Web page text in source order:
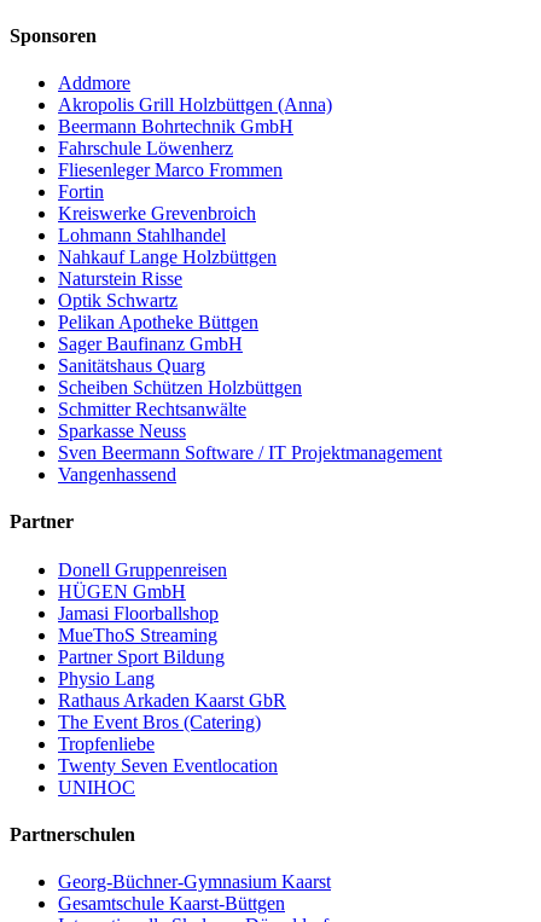
Sponsoren
Addmore
Akropolis Grill Holzbüttgen (Anna)
Beermann Bohrtechnik GmbH
Fahrschule Löwenherz
Fliesenleger Marco Frommen
Fortin
Kreiswerke Grevenbroich
Lohmann Stahlhandel
Nahkauf Lange Holzbüttgen
Naturstein Risse
Optik Schwartz
Pelikan Apotheke Büttgen
Sager Baufinanz GmbH
Sanitätshaus Quarg
Scheiben Schützen Holzbüttgen
Schmitter Rechtsanwälte
Sparkasse Neuss
Sven Beermann Software / IT Projektmanagement
Vangenhassend
Partner
Donell Gruppenreisen
HÜGEN GmbH
Jamasi Floorballshop
MueThoS Streaming
Partner Sport Bildung
Physio Lang
Rathaus Arkaden Kaarst GbR
The Event Bros (Catering)
Tropfenliebe
Twenty Seven Eventlocation
UNIHOC
Partnerschulen
Georg-Büchner-Gymnasium Kaarst
Gesamtschule Kaarst-Büttgen